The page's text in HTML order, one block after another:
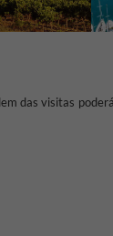
das visitas